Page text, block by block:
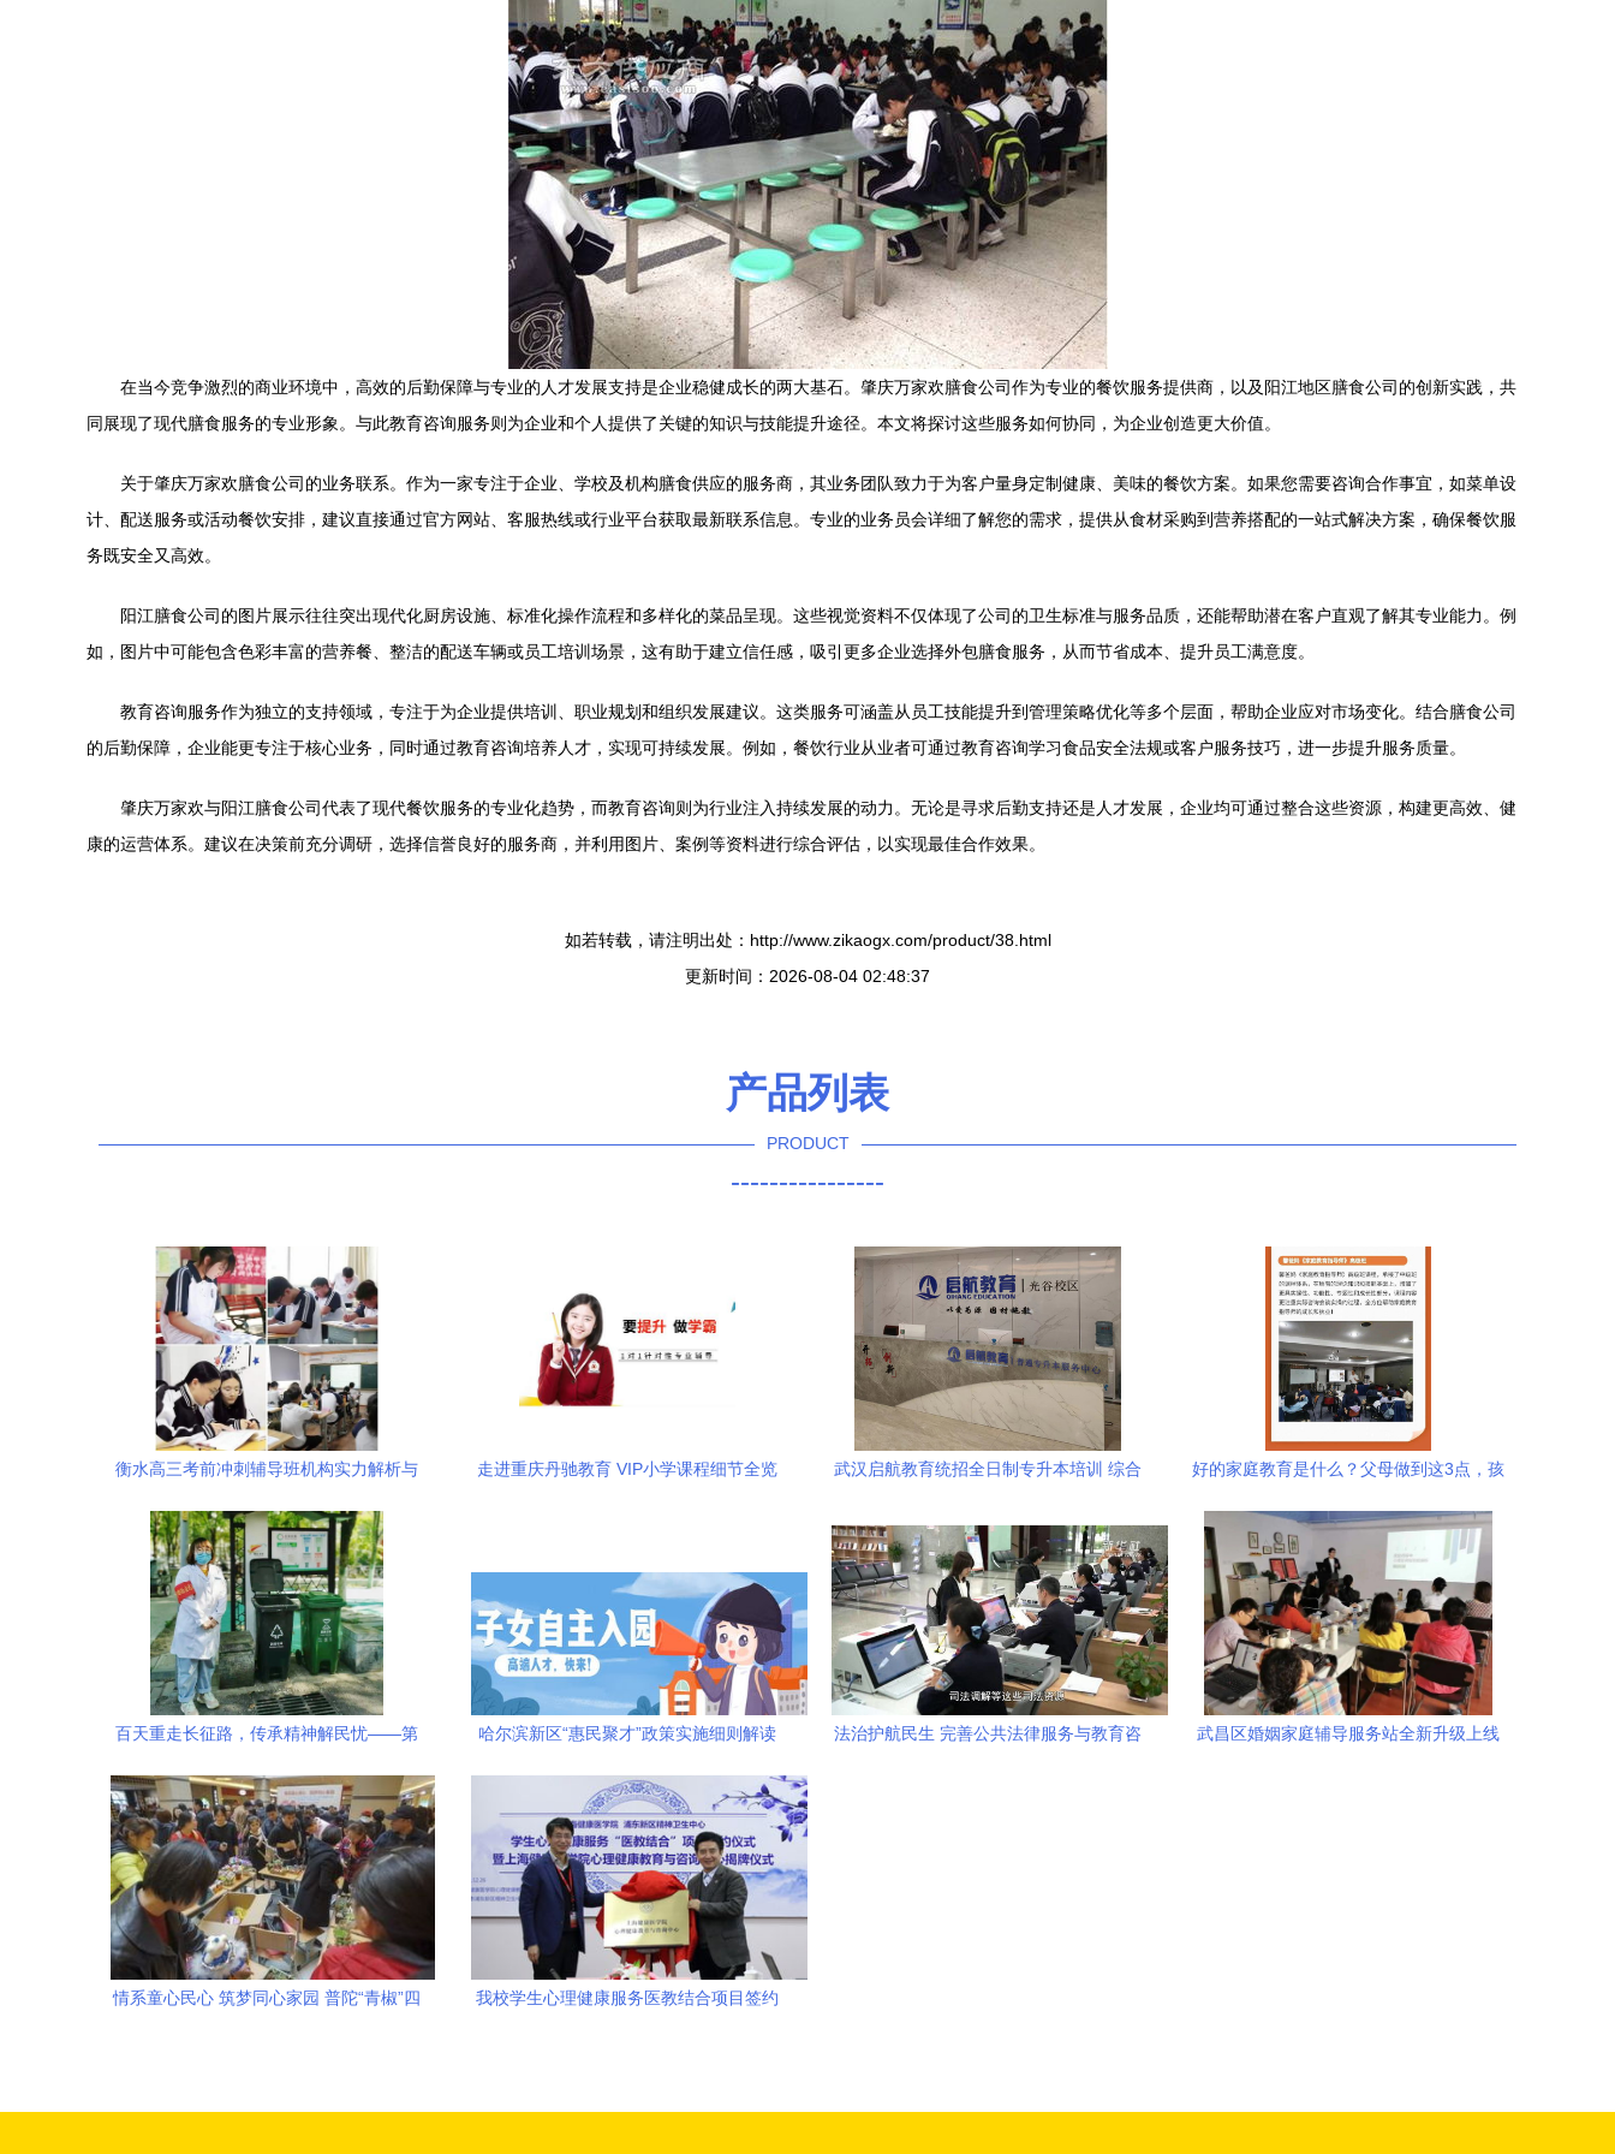
在当今竞争激烈的商业环境中，高效的后勤保障与专业的人才发展支持是企业稳健成长的两大基石。肇庆万家欢膳食公司作为专业的餐饮服务提供商，以及阳江地区膳食公司的创新实践，共
同展现了现代膳食服务的专业形象。与此教育咨询服务则为企业和个人提供了关键的知识与技能提升途径。本文将探讨这些服务如何协同，为企业创造更大价值。
关于肇庆万家欢膳食公司的业务联系。作为一家专注于企业、学校及机构膳食供应的服务商，其业务团队致力于为客户量身定制健康、美味的餐饮方案。如果您需要咨询合作事宜，如菜单设
计、配送服务或活动餐饮安排，建议直接通过官方网站、客服热线或行业平台获取最新联系信息。专业的业务员会详细了解您的需求，提供从食材采购到营养搭配的一站式解决方案，确保餐饮服
务既安全又高效。
阳江膳食公司的图片展示往往突出现代化厨房设施、标准化操作流程和多样化的菜品呈现。这些视觉资料不仅体现了公司的卫生标准与服务品质，还能帮助潜在客户直观了解其专业能力。例
如，图片中可能包含色彩丰富的营养餐、整洁的配送车辆或员工培训场景，这有助于建立信任感，吸引更多企业选择外包膳食服务，从而节省成本、提升员工满意度。
教育咨询服务作为独立的支持领域，专注于为企业提供培训、职业规划和组织发展建议。这类服务可涵盖从员工技能提升到管理策略优化等多个层面，帮助企业应对市场变化。结合膳食公司
的后勤保障，企业能更专注于核心业务，同时通过教育咨询培养人才，实现可持续发展。例如，餐饮行业从业者可通过教育咨询学习食品安全法规或客户服务技巧，进一步提升服务质量。
肇庆万家欢与阳江膳食公司代表了现代餐饮服务的专业化趋势，而教育咨询则为行业注入持续发展的动力。无论是寻求后勤支持还是人才发展，企业均可通过整合这些资源，构建更高效、健
康的运营体系。建议在决策前充分调研，选择信誉良好的服务商，并利用图片、案例等资料进行综合评估，以实现最佳合作效果。
如若转载，请注明出处：http://www.zikaogx.com/product/38.html
更新时间：2026-08-04 02:48:37
产品列表
PRODUCT
----------------
衡水高三考前冲刺辅导班机构实力解析与
走进重庆丹驰教育 VIP小学课程细节全览
武汉启航教育统招全日制专升本培训 综合
好的家庭教育是什么？父母做到这3点，孩
百天重走长征路，传承精神解民忧——第
哈尔滨新区“惠民聚才”政策实施细则解读
法治护航民生 完善公共法律服务与教育咨
武昌区婚姻家庭辅导服务站全新升级上线
情系童心民心 筑梦同心家园 普陀“青椒”四
我校学生心理健康服务医教结合项目签约